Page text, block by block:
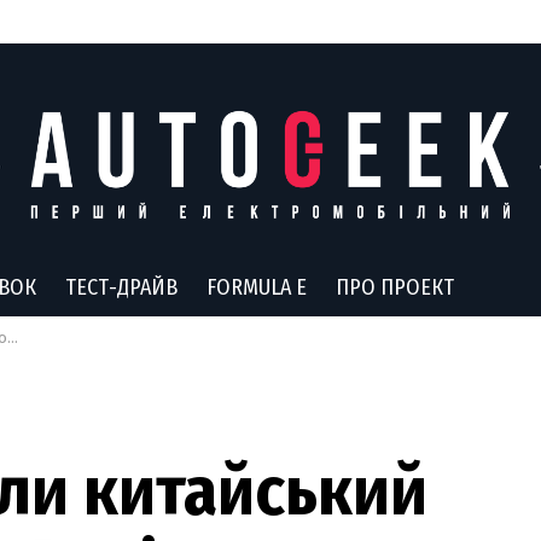
ТЕСТ-ДРАЙВ FORMULA E ПРО ПРОЕКТ
китайський